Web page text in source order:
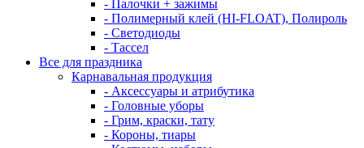
- Палочки + зажимы
- Полимерный клей (HI-FLOAT), Полироль
- Светодиоды
- Тассел
Все для праздника
Карнавальная продукция
- Аксессуары и атрибутика
- Головные уборы
- Грим, краски, тату
- Короны, тиары